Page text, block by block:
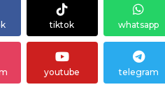
tiktok whatsapp
youtube telegram